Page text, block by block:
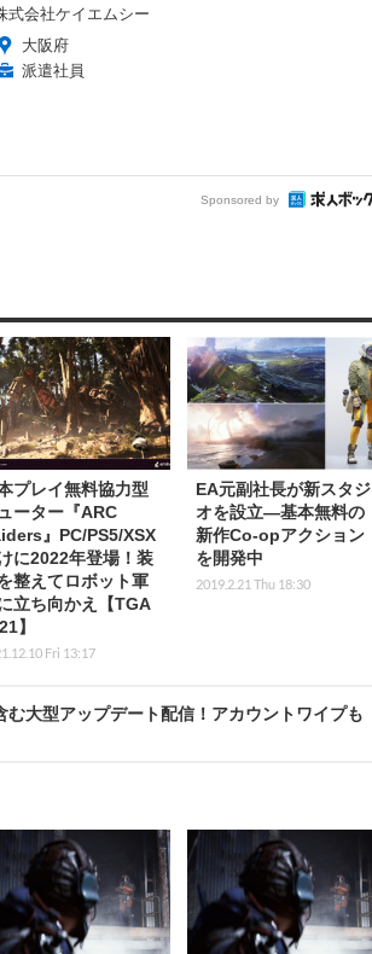
式会社ケイエムシー
大阪府
派遣社員
Sponsored by
プレイ無料協力型
ーター『ARC
』PC/PS5/XSX
に2022年登場！装
整えてロボット軍
立ち向かえ【TGA
】
Fri 13:17
EA元副社長が新スタジ
オを設立―基本無料の
新作Co-opアクション
を開発中
2019.2.21 Thu 18:30
大型アップデート配信！アカウントワイプも